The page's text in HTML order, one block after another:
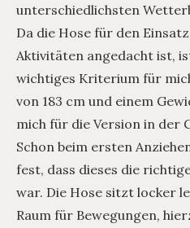
unterschiedlichsten
Da die Hose für den
Aktivitäten angedacht ist,
wichtiges Kriterium für
von 183 cm und einem
mich für die Version in der
Schon beim ersten
fest, dass dieses die
war. Die Hose sitzt locker
Raum für Bewegungen,